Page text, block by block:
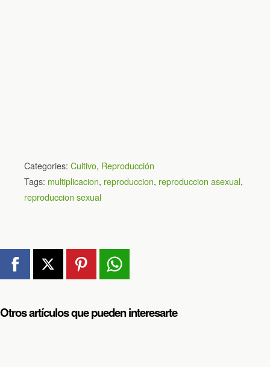
Categories: Cultivo, Reproducción
Tags: multiplicacion, reproduccion, reproduccion asexual,
reproduccion sexual
Otros artículos que pueden interesarte